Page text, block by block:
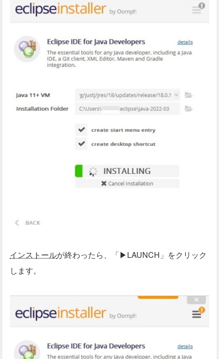
インストールが終わったら、「▶LAUNCH」をクリック
します。